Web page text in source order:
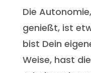
Die
genießt, ist
bist Dein
Weise, hast